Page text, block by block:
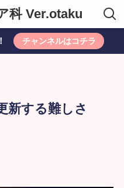
科 Ver.otaku
チャンネルはコチラ
新する難しさ